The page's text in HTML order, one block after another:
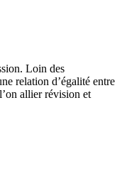
Loin des
relation d’égalité entre
allier révision et